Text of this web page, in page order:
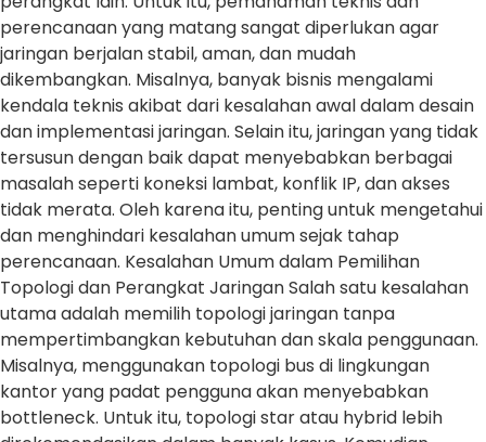
perencanaan yang matang sangat diperlukan agar
jaringan berjalan stabil, aman, dan mudah
dikembangkan. Misalnya, banyak bisnis mengalami
kendala teknis akibat dari kesalahan awal dalam desain
dan implementasi jaringan. Selain itu, jaringan yang tidak
tersusun dengan baik dapat menyebabkan berbagai
masalah seperti koneksi lambat, konflik IP, dan akses
tidak merata. Oleh karena itu, penting untuk mengetahui
dan menghindari kesalahan umum sejak tahap
perencanaan. Kesalahan Umum dalam Pemilihan
Topologi dan Perangkat Jaringan Salah satu kesalahan
utama adalah memilih topologi jaringan tanpa
mempertimbangkan kebutuhan dan skala penggunaan.
Misalnya, menggunakan topologi bus di lingkungan
kantor yang padat pengguna akan menyebabkan
bottleneck. Untuk itu, topologi star atau hybrid lebih